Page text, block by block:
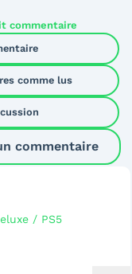
commentaire
comme lus
commentaire
/ PS5